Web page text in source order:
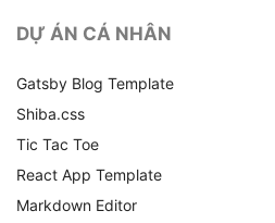
DỰ ÁN CÁ NHÂN
Gatsby Blog Template
Shiba.css
Tic Tac Toe
React App Template
Markdown Editor